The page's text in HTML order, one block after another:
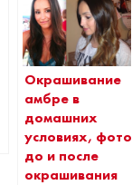
Окрашивание
амбре в
домашних
условиях, фото
до и после
окрашивания